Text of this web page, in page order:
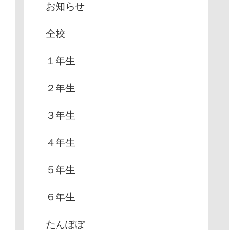
お知らせ
全校
１年生
２年生
３年生
４年生
５年生
６年生
たんぽぽ